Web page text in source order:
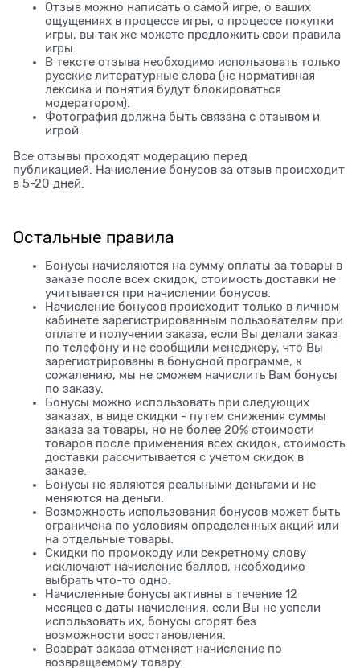
Отзыв можно написать о самой игре, о ваших
ощущениях в процессе игры, о процессе покупки
игры, вы так же можете предложить свои правила
игры.
В тексте отзыва необходимо использовать только
русские литературные слова (не нормативная
лексика и понятия будут блокироваться
модератором).
Фотография должна быть связана с отзывом и
игрой.
Все отзывы проходят модерацию перед
публикацией. Начисление бонусов за отзыв происходит
в 5-20 дней.
Остальные правила
Бонусы начисляются на сумму оплаты за товары в
заказе после всех скидок, стоимость доставки не
учитывается при начислении бонусов.
Начисление бонусов происходит только в личном
кабинете зарегистрированным пользователям при
оплате и получении заказа, если Вы делали заказ
по телефону и не сообщили менеджеру, что Вы
зарегистрированы в бонусной программе, к
сожалению, мы не сможем начислить Вам бонусы
по заказу.
Бонусы можно использовать при следующих
заказах, в виде скидки - путем снижения суммы
заказа за товары, но не более 20% стоимости
товаров после применения всех скидок, стоимость
доставки рассчитывается с учетом скидок в
заказе.
Бонусы не являются реальными деньгами и не
меняются на деньги.
Возможность использования бонусов может быть
ограничена по условиям определенных акций или
на отдельные товары.
Скидки по промокоду или секретному слову
исключают начисление баллов, необходимо
выбрать что-то одно.
Начисленные бонусы активны в течение 12
месяцев с даты начисления, если Вы не успели
использовать их, бонусы сгорят без
возможности восстановления.
Возврат заказа отменяет начисление по
возвращаемому товару.